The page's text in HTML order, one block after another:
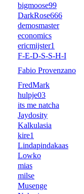
bigmoose99
DarkRose666
demosmaster
economics
ericmijster1
F-E-D-S-S-H-I
Fabio Provenzano
FredMark
hulpje03
its me natcha
Jaydosity
Kalkulasia
kire1
Lindapindakaas
Lowko
mias
milse
Musenge